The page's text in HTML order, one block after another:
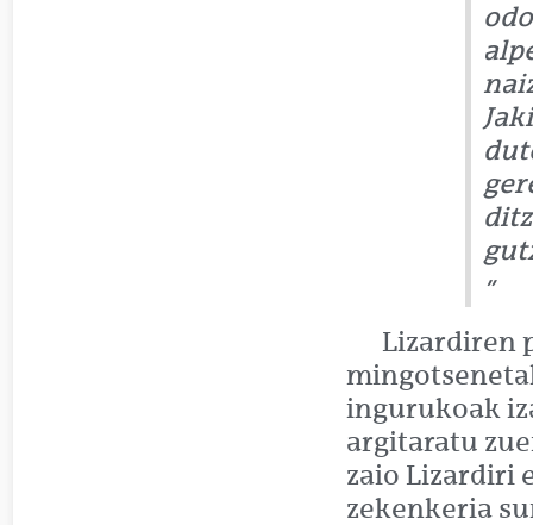
Lizardiren
ingurukoak
argitaratu
zaio Lizardiri
zekenkeria